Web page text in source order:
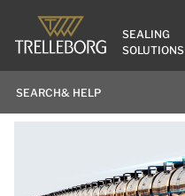
SEALING
SOLUTIONS